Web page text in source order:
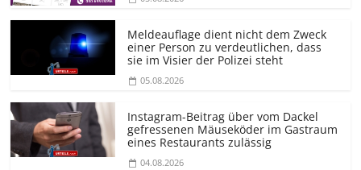
Meldeauflage dient nicht dem Zweck
einer Person zu verdeutlichen, dass
sie im Visier der Polizei steht
05.08.2026
Instagram-Beitrag über vom Dackel
gefressenen Mäuseköder im Gastraum
eines Restaurants zulässig
04.08.2026